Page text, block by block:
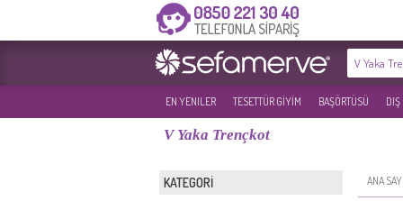
EN YENILER TESETTÜR GİYİM BAŞÖRTÜSÜ DIŞ
V Yaka Trençkot
KATEGORİ ANA